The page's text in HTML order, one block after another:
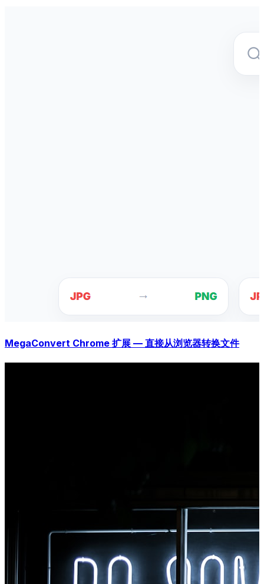
MegaConvert Chrome 扩展 — 直接从浏览器转换文件